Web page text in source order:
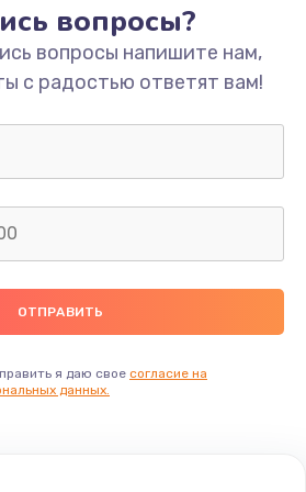
карбюратора
1300 руб.
Заказать
трубки
400 руб.
Заказать
вопросы?
вопросы напишите нам,
с радостью ответят вам!
я даю свое согласие на
данных.